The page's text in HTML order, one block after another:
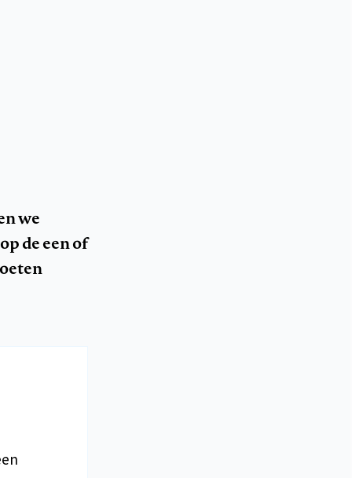
we
de een of